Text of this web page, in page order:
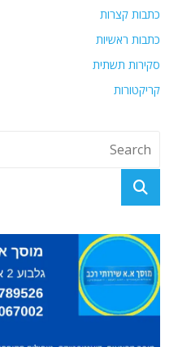
כתבות קצרות
כתבות ראשיות
סקירות תשתית
קריקטורות